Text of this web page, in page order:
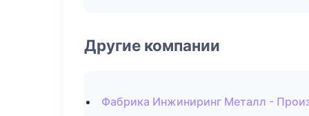
Другие компании
Фабрика Инжиниринг Металл -